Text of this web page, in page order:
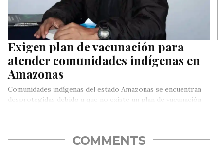
Exigen plan de vacunación para
atender comunidades indígenas en
Amazonas
Comunidades indígenas del estado Amazonas se encuentran
desprotegidas debido a que no existe un plan de vacunación
COMMENTS